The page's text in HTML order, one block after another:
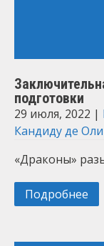
подготовки
29 июля, 2022 |
Кандиду де
«Драконы»
Подробнее